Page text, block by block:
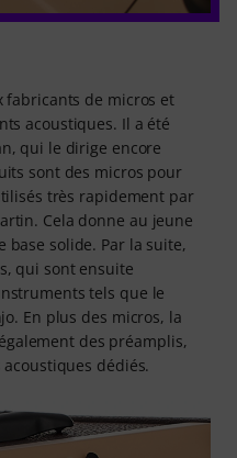
fabricants de micros et
acoustiques. Il a été
qui le dirige encore
sont des micros pour
très rapidement par
Cela donne au jeune
solide. Par la suite,
qui sont ensuite
tels que le
En plus des micros, la
des préamplis,
dédiés.